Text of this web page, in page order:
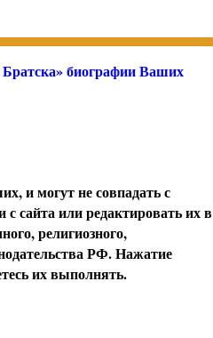
Братска» биографии Ваших
и могут не совпадать с
сайта или редактировать их в
религиозного,
РФ. Нажатие
их выполнять.